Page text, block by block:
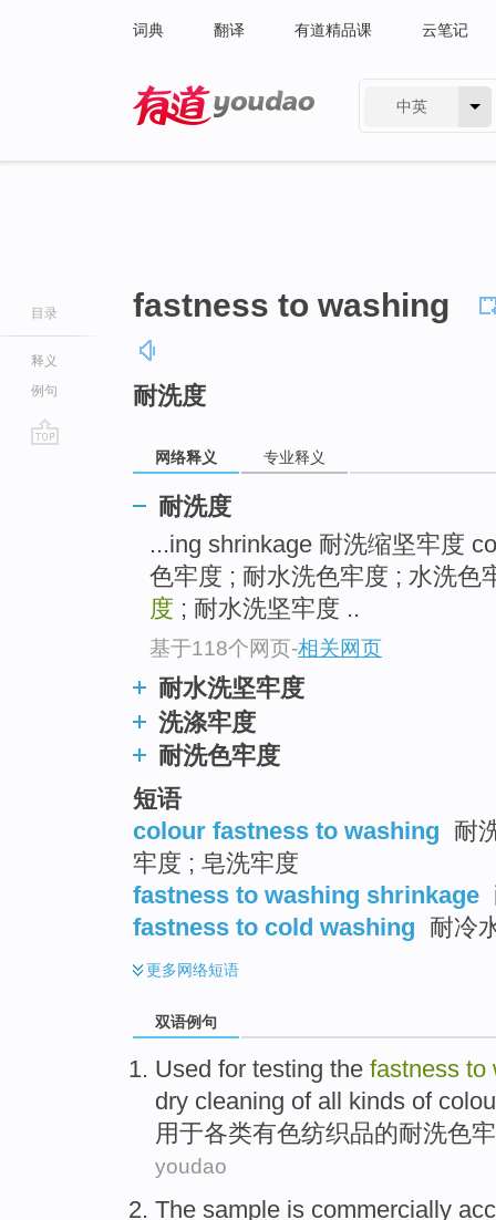
词典 翻译 有道精品课 云笔记
中英
目录
释义
例句
fastness to washing
耐洗度
网络释义 专业释义
耐洗度
...ing shrinkage 耐洗缩坚牢度
色牢度 ; 耐水洗色牢度 ; 水洗色
度 ; 耐水洗坚牢度 ..
基于118个网页-相关网页
耐水洗坚牢度
洗涤牢度
耐洗色牢度
短语
colour fastness to washing 耐
牢度 ; 皂洗牢度
fastness to washing shrinkage
fastness to cold washing 耐冷
更多网络短语
双语例句
Used for testing the fastness to
dry cleaning of all kinds of
用于各类有色纺织品的耐洗色
youdao
The sample is commercially